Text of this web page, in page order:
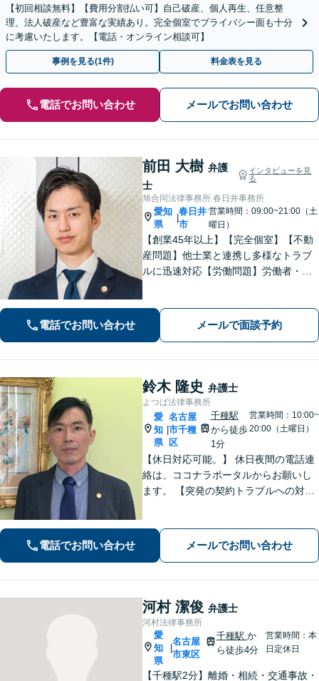
【初回相談無料】【費用分割払い可】自己破産、個人再生、任意整
理、法人破産など豊富な実績あり。完全個室でプライバシー面も十分
に考慮いたします。【電話・オンライン相談可】
事例を見る(1件) 料金表を見る
電話でお問い合わせ メールでお問い合わせ
前田 大樹 弁護
士
インタビューを見
る
旭合同法律事務所 春日井事務所
愛知
県
春日井
市
営業時間：09:00~21:00（土
曜日）
【創業45年以上】【完全個室】【不動
産問題】他士業と連携し多様なトラブ
ルに迅速対応【労働問題】労働者・使
日・夜間面談可】【電話・ビデオ面談
電話でお問い合わせ メールで面談予約
鈴木 隆史 弁護士
よつば法律事務所
愛
知
県
|
名古屋
市千種
区
千種駅
から徒歩
1分
営業時間：10:00~
20:00（土曜日）
【休日対応可能。】 休日夜間の電話連
絡は、ココナラポータルからお願いし
ます。 【突発の契約トラブルへの対応
籍」トラブル等に対し状況に応じて適
切に問題解決を図ります。
電話でお問い合わせ メールでお問い合わせ
河村 潔俊 弁護士
河村法律事務所
愛
知
県
名古屋
市東区
千種駅 か
ら徒歩4分
営業時間：本
日定休日
【千種駅2分】離婚・相続・交通事故・